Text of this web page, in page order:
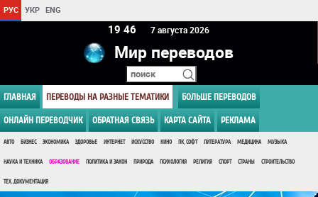
РУС УКР ENG
19:46 7 августа 2026
Мир переводов
ГЛАВНАЯ ПЕРЕВОДЫ НА РАЗНЫЕ ТЕМАТИКИ БОЛЬШЕ ПЕРЕВОДОВ
ОНЛАЙН ПЕРЕВОДЧИК ОБРАТНАЯ СВЯЗЬ КАРТА САЙТА РЕКЛАМА
АВТО БИЗНЕС ЭКОНОМИКА ЗДОРОВЬЕ ИНТЕРНЕТ ИСКУССТВО КИНО ПК, СОФТ ЛИТЕРАТУРА МЕДИЦИНА МУЗЫКА
НАУКА И ТЕХНИКА ОБРАЗОВАНИЕ ПОЛИТИКА И ЗАКОН ПРИРОДА ПСИХОЛОГИЯ РЕЛИГИЯ СПОРТ СТРАНЫ СТРОИТЕЛЬСТВО
ТЕХ. ДОКУМЕНТАЦИЯ